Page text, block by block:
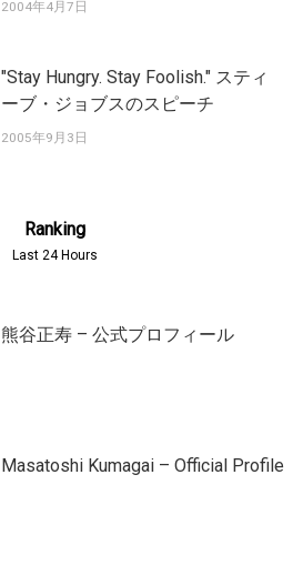
2004年4月7日
"Stay Hungry. Stay Foolish." スティ
ーブ・ジョブスのスピーチ
2005年9月3日
Ranking
Last 24 Hours
熊谷正寿 – 公式プロフィール
Masatoshi Kumagai – Official Profile